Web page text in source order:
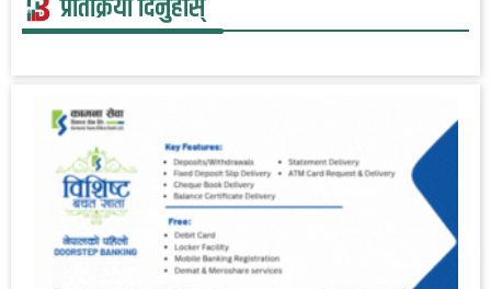
प्रतिक्रिया दिनुहोस्